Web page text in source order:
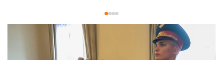
1234